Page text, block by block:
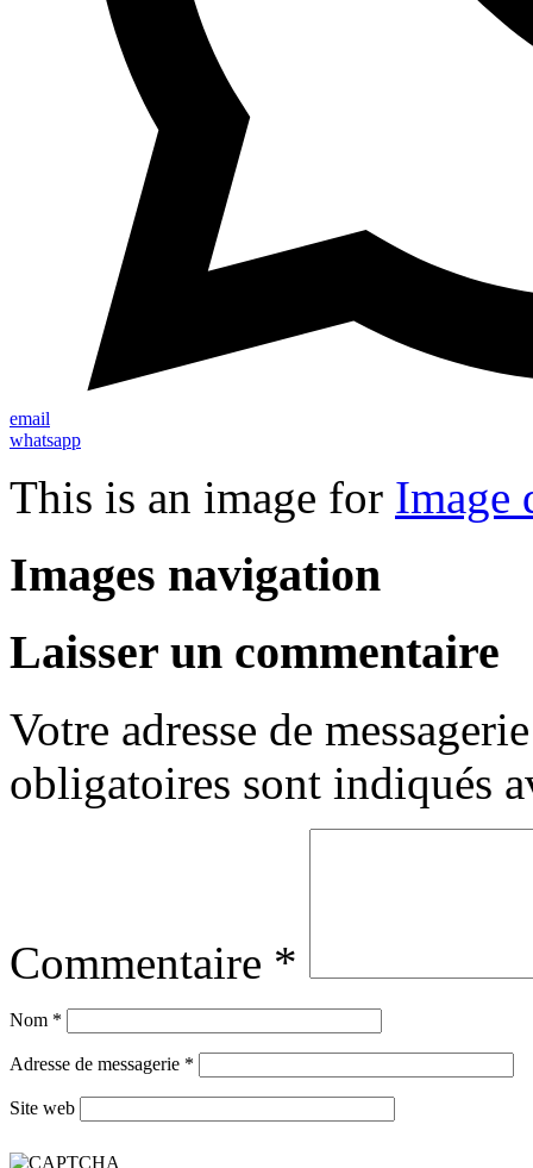
email
whatsapp
This is an image for Image
Images navigation
Laisser un commentaire
Votre adresse de
obligatoires sont indiqués
Commentaire *
Nom *
Adresse de messagerie *
Site web